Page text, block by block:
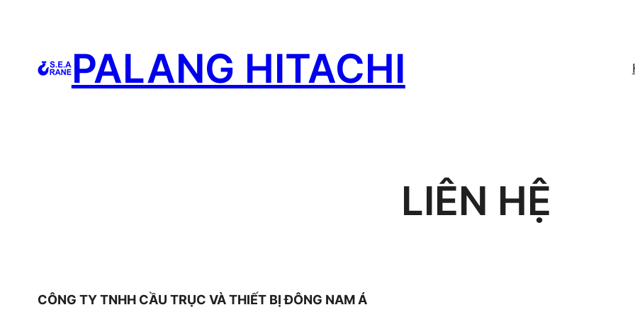
content
PALANG HITACHI
LIÊN HỆ
CÔNG TY TNHH CẦU TRỤC VÀ THIẾT BỊ ĐÔNG NAM Á